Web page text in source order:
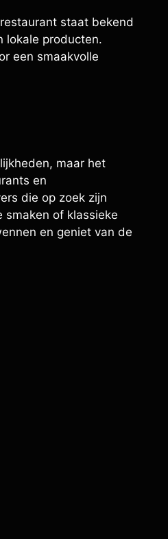
staat bekend
lokale producten.
een smaakvolle
maar het
en
die op zoek zijn
smaken of klassieke
en geniet van de